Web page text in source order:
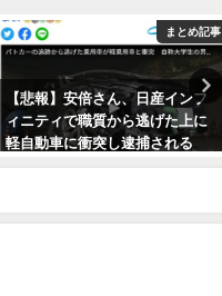
まとめ記事
【悲報】安倍さん、日産インフ
ィニティで職質から逃げた上に
軽自動車に衝突し逮捕される
wwwwwwww